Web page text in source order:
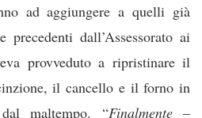
ad aggiungere a quelli già
precedenti dall’Assessorato ai
provveduto a ripristinare il
il cancello e il forno in
maltempo. “Finalmente–